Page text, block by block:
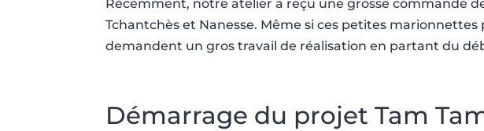
Récemment, notre atelier a reçu une grosse commande
Tchantchès et Nanesse. Même si ces petites marionnettes
demandent un gros travail de réalisation en partant du
Démarrage du projet Tam